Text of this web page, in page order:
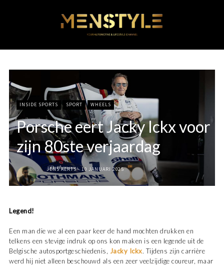
INSIDE SPORTS SPORT WHEELS
Porsche eert Jacky Ickx voor
zijn 80ste verjaardag
JENS AERTS 10 JANUARI 2025
Legend!
Een man die we al een paar keer de hand mochten drukken en
telkens een stevige indruk op ons kon maken is een legende uit de
Belgische autosportgeschiedenis, Jacky Ickx. Tijdens zijn carrière
werd hij niet alleen beschouwd als een zeer veelzijdige coureur, maar